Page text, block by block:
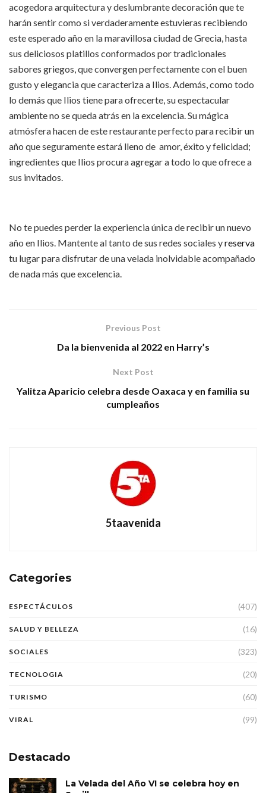
acogedora arquitectura y deslumbrante decoración que te
harán sentir como si verdaderamente estuvieras recibiendo
este esperado año en la maravillosa ciudad de Grecia, hasta
sus deliciosos platillos conformados por tradicionales
sabores griegos, que convergen perfectamente con el buen
gusto y elegancia que caracteriza a Ilios. Además, como todo
lo demás que Ilios tiene para ofrecerte, su espectacular
ambiente no se queda atrás en la excelencia. Su mágica
atmósfera hacen de este restaurante perfecto para recibir un
año que seguramente estará lleno de amor, éxito y felicidad;
ingredientes que Ilios procura agregar a todo lo que ofrece a
sus invitados.
No te puedes perder la experiencia única de recibir un nuevo
año en Ilios. Mantente al tanto de sus redes sociales yreserva
tu lugar para disfrutar de una velada inolvidable acompañado
de nada más que excelencia.
Previous Post
Da la bienvenida al 2022 en Harry’s
Next Post
Yalitza Aparicio celebra desde Oaxaca y en familia su
cumpleaños
5taavenida
Categories
ESPECTÁCULOS (407)
SALUD Y BELLEZA (16)
SOCIALES (323)
TECNOLOGIA (20)
TURISMO (60)
VIRAL (99)
Destacado
La Velada del Año VI se celebra hoy en